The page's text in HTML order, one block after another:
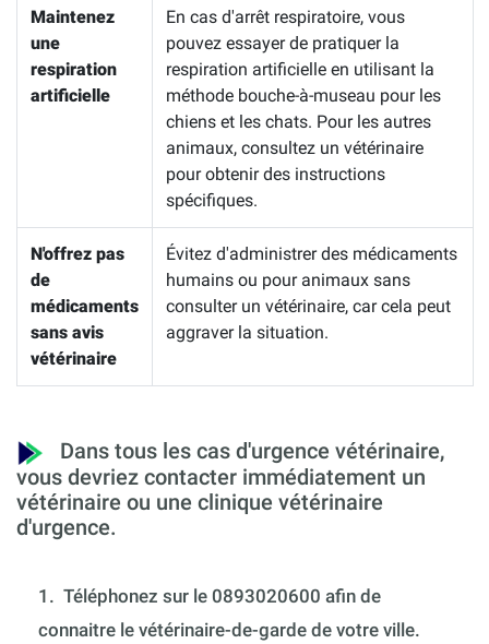
Maintenez
une
respiration
artificielle
En cas d'arrêt respiratoire, vous
pouvez essayer de pratiquer la
respiration artificielle en utilisant la
méthode bouche-à-museau pour les
chiens et les chats. Pour les autres
animaux, consultez un vétérinaire
pour obtenir des instructions
spécifiques.
N'offrez pas
de
médicaments
sans avis
vétérinaire
Évitez d'administrer des médicaments
humains ou pour animaux sans
consulter un vétérinaire, car cela peut
aggraver la situation.
Dans tous les cas d'urgence vétérinaire,
vous devriez contacter immédiatement un
vétérinaire ou une clinique vétérinaire
d'urgence.
1. Téléphonez sur le 0893020600 afin de
connaitre le vétérinaire-de-garde de votre ville.